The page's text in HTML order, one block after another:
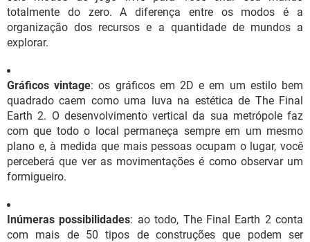
totalmente do zero. A diferença entre os modos é a
organização dos recursos e a quantidade de mundos a
explorar.
Gráficos vintage: os gráficos em 2D e em um estilo bem
quadrado caem como uma luva na estética de The Final
Earth 2. O desenvolvimento vertical da sua metrópole faz
com que todo o local permaneça sempre em um mesmo
plano e, à medida que mais pessoas ocupam o lugar, você
perceberá que ver as movimentações é como observar um
formigueiro.
Inúmeras possibilidades: ao todo, The Final Earth 2 conta
com mais de 50 tipos de construções que podem ser